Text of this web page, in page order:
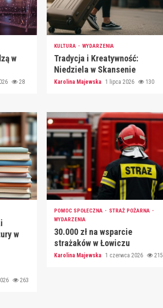
w
28
KULTURA WYDARZENIA
Tradycja i Kreatywność:
Niedziela w Skansenie
Karolina Majewska 1 lipca 2026 130
w
263
POMOC SPOŁECZNA
STRAŻ POŻARNA
WYDARZENIA
30.000 zł na wsparcie
strażaków w Łowiczu
Karolina Majewska 1 czerwca 2026 215